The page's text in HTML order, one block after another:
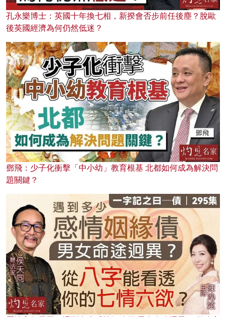
孔永樂博士：英國十年換七相，新揆會否步前任後塵？脫歐
後英國經濟為何仍然低迷？
鄧飛：少子化衝擊「中小幼」教育根基 北都如何成為解決問
題關鍵？